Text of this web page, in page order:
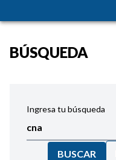
BÚSQUEDA
Ingresa tu búsqueda
BUSCAR